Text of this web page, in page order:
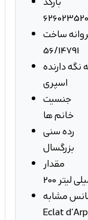
ساخت
56/14791
دارنده
اسپری
جنسیت
خانم ها
رده سنی
بزرگسال
مقدار
میلی لیتر
مشابه